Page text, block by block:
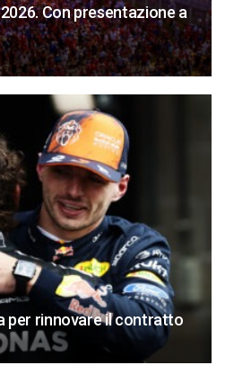
2026. Con presentazione a
per rinnovare il contratto